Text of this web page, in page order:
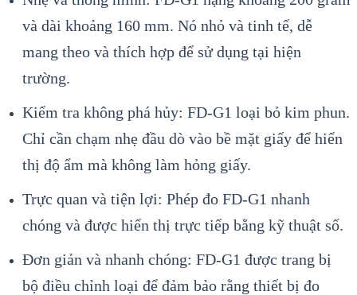
và dài khoảng 160 mm. Nó nhỏ và tinh tế, dễ
mang theo và thích hợp để sử dụng tại hiện
trường.
Kiểm tra không phá hủy: FD-G1 loại bỏ kim phun.
Chỉ cần chạm nhẹ đầu dò vào bề mặt giấy để hiển
thị độ ẩm mà không làm hỏng giấy.
Trực quan và tiện lợi: Phép đo FD-G1 nhanh
chóng và được hiển thị trực tiếp bằng kỹ thuật số.
Đơn giản và nhanh chóng: FD-G1 được trang bị
bộ điều chỉnh loại để đảm bảo rằng thiết bị đo